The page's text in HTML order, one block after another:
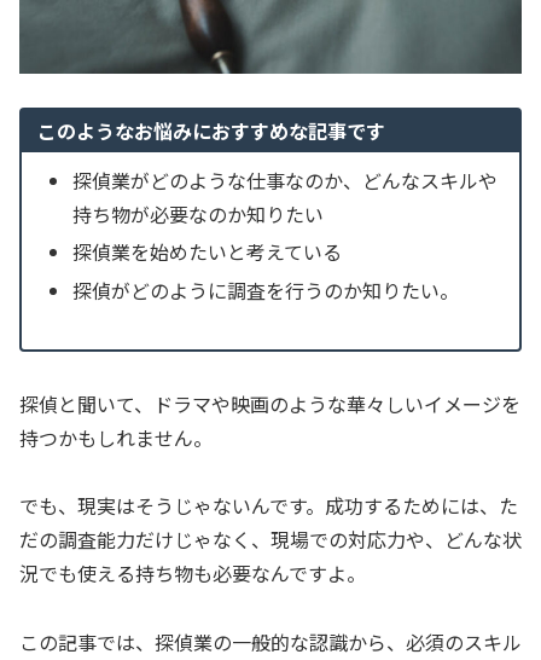
このようなお悩みにおすすめな記事です
探偵業がどのような仕事なのか、どんなスキルや
持ち物が必要なのか知りたい
探偵業を始めたいと考えている
探偵がどのように調査を行うのか知りたい。
探偵と聞いて、ドラマや映画のような華々しいイメージを
持つかもしれません。
でも、現実はそうじゃないんです。成功するためには、た
だの調査能力だけじゃなく、現場での対応力や、どんな状
況でも使える持ち物も必要なんですよ。
この記事では、探偵業の一般的な認識から、必須のスキル